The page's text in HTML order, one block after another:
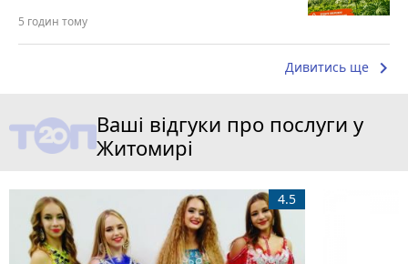
5 годин тому
Дивитись ще keyboard_arrow_right
Ваші відгуки про послуги у
Житомирі
4.5